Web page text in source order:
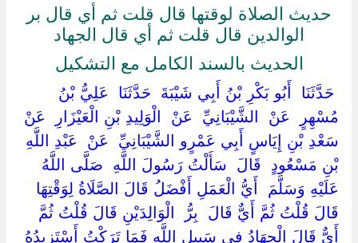
حديث الصلاة لوقتها قال قلت ثم أي قال بر
الوالدين قال قلت ثم أي قال الجهاد
الحديث بالسند الكامل مع التشكيل
‏ ‏حَدَّثَنَا ‏ ‏أَبُو بَكْرِ بْنُ أَبِي شَيْبَةَ ‏ ‏حَدَّثَنَا ‏ ‏عَلِيُّ بْنُ
مُسْهِرٍ ‏ ‏عَنْ ‏ ‏الشَّيْبَانِيِّ ‏ ‏عَنْ ‏ ‏الْوَلِيدِ بْنِ الْعَيْزَارِ ‏ ‏عَنْ ‏
‏سَعْدِ بْنِ إِيَاسٍ أَبِي عَمْرٍو الشَّيْبَانِيِّ ‏ ‏عَنْ ‏ ‏عَبْدِ اللَّهِ
بْنِ مَسْعُودٍ ‏ ‏قَالَ ‏ ‏سَأَلْتُ رَسُولَ اللَّهِ ‏ ‏صَلَّى اللَّهُ
عَلَيْهِ وَسَلَّمَ ‏ ‏أَيُّ الْعَمَلِ أَفْضَلُ قَالَ الصَّلَاةُ لِوَقْتِهَا
قَالَ قُلْتُ ثُمَّ أَيٌّ قَالَ ‏ ‏بِرُّ ‏ ‏الْوَالِدَيْنِ قَالَ قُلْتُ ثُمَّ
أَيٌّ قَالَ الْجِهَادُ فِي سَبِيلِ اللَّهِ فَمَا تَرَكْتُ أَسْتَزِيدُهُ